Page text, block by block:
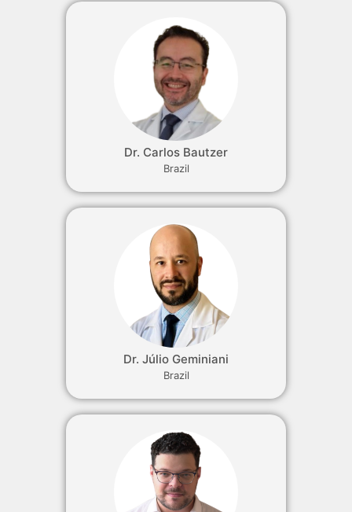
Dr. Carlos Bautzer
Brazil
Dr. Júlio Geminiani
Brazil